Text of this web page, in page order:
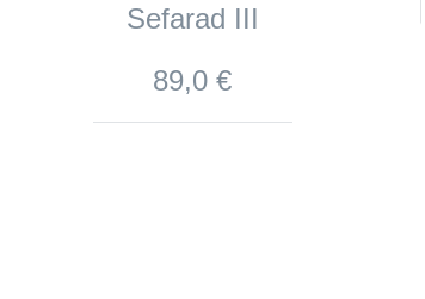
Sefarad III
89,0 €